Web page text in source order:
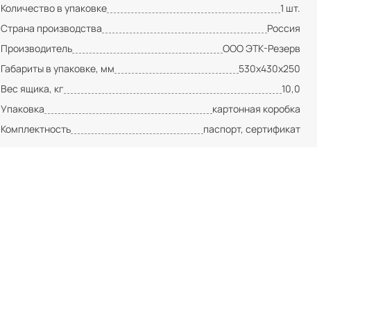
Количество в упаковке
1 шт.
Страна производства
Россия
Производитель
ООО ЭТК-Резерв
Габариты в упаковке, мм
530х430х250
Вес ящика, кг
10,0
Упаковка
картонная коробка
Комплектность
паспорт, сертификат